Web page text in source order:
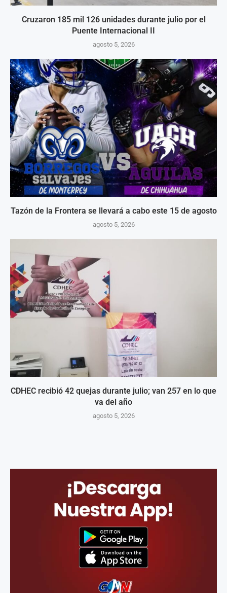
Cruzaron 185 mil 126 unidades durante julio por el
Puente Internacional II
agosto 5, 2026
Tazón de la Frontera se llevará a cabo este 15 de agosto
agosto 5, 2026
CDHEC recibió 42 quejas durante julio; van 257 en lo que
va del año
agosto 5, 2026